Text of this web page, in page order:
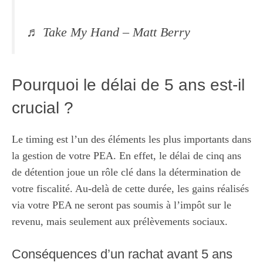
♬ Take My Hand – Matt Berry
Pourquoi le délai de 5 ans est-il
crucial ?
Le timing est l’un des éléments les plus importants dans
la gestion de votre PEA. En effet, le délai de cinq ans
de détention joue un rôle clé dans la détermination de
votre fiscalité. Au-delà de cette durée, les gains réalisés
via votre PEA ne seront pas soumis à l’impôt sur le
revenu, mais seulement aux prélèvements sociaux.
Conséquences d’un rachat avant 5 ans